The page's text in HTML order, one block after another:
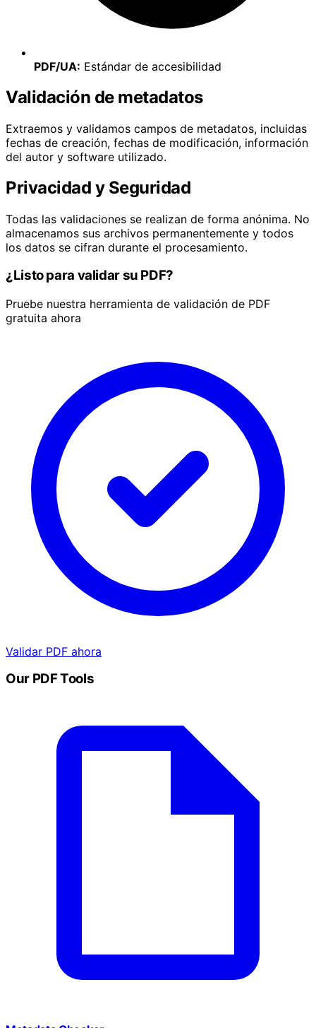
PDF/UA: Estándar de accesibilidad
Validación de metadatos
Extraemos y validamos campos de metadatos, incluidas
fechas de creación, fechas de modificación, información
del autor y software utilizado.
Privacidad y Seguridad
Todas las validaciones se realizan de forma anónima. No
almacenamos sus archivos permanentemente y todos
los datos se cifran durante el procesamiento.
¿Listo para validar su PDF?
Pruebe nuestra herramienta de validación de PDF
gratuita ahora
Validar PDF ahora
Our PDF Tools